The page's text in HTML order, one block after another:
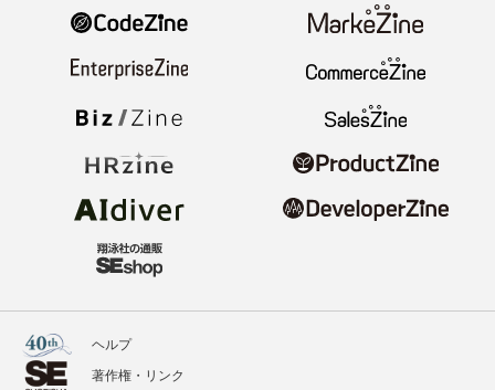
ヘルプ
著作権・リンク